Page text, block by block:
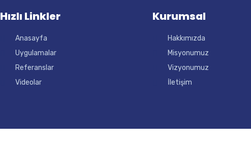
Hızlı Linkler
Anasayfa
Uygulamalar
Referanslar
Videolar
Kurumsal
Hakkımızda
Misyonumuz
Vizyonumuz
İletişim